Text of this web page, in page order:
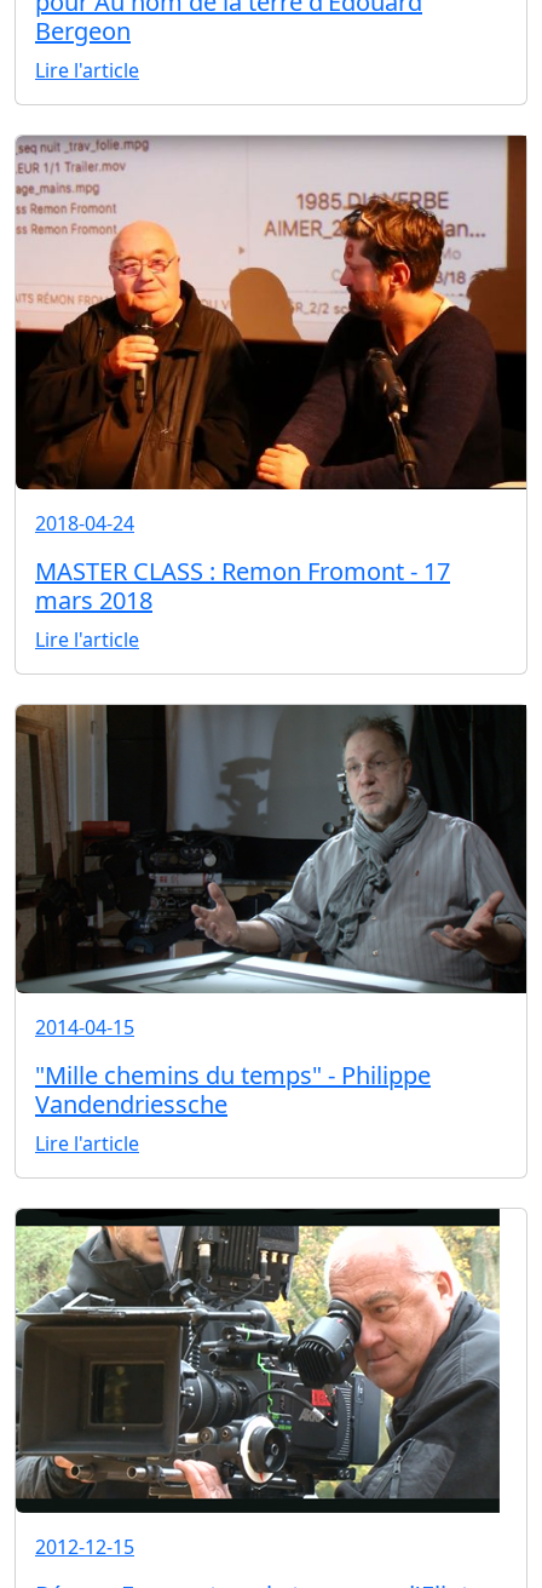
Bergeon
Lire l'article
2018-04-24
MASTER CLASS : Remon Fromont - 17
mars 2018
Lire l'article
2014-04-15
"Mille chemins du temps" - Philippe
Vandendriessche
Lire l'article
2012-12-15